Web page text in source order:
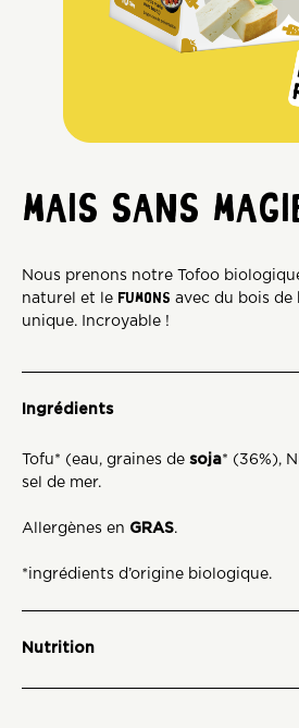
MAIS SANS
Nous prenons notre Tofoo
naturel et le FUMONS avec du bois
unique. Incroyable !
Ingrédients
Tofu* (eau, graines de soja* (36%),
sel de mer.
Allergènes en GRAS.
*ingrédients d’origine biologique.
Nutrition